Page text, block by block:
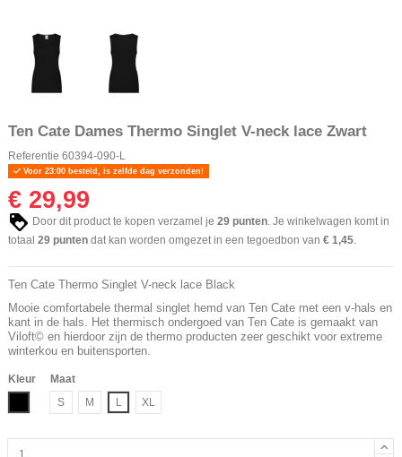
Ten Cate Dames Thermo Singlet V-neck lace Zwart
Referentie 60394-090-L
Voor 23:00 besteld, is zelfde dag verzonden!
€ 29,99
Door dit product te kopen verzamel je 29 punten . Je winkelwagen komt in
totaal 29 punten dat kan worden omgezet in een tegoedbon van € 1,45
Ten Cate Thermo Singlet V-neck lace Black
Mooie comfortabele thermal singlet hemd van Ten Cate met een v-hals en
kant in de hals. Het thermisch ondergoed van Ten Cate is gemaakt van
Viloft© en hierdoor zijn de thermo producten zeer geschikt voor extreme
winterkou en buitensporten.
Kleur
Maat
S
M L XL